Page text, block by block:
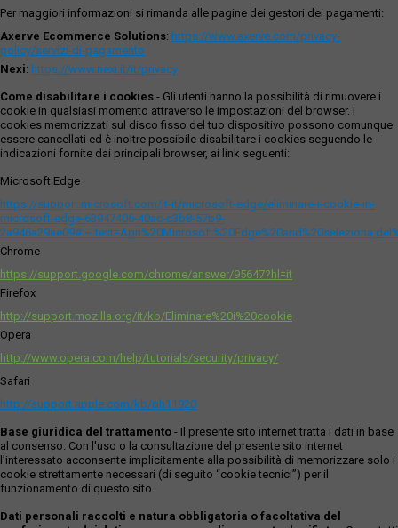
Per maggiori informazioni si rimanda alle pagine dei gestori dei pagamenti:
Axerve Ecommerce Solutions: https://www.axerve.com/privacy-
policy/servizi-di-pagamento
Nexi: https://www.nexi.it/it/privacy
Come disabilitare i cookies - Gli utenti hanno la possibilità di rimuovere i
cookie in qualsiasi momento attraverso le impostazioni del browser. I
cookies memorizzati sul disco fisso del tuo dispositivo possono comunque
essere cancellati ed è inoltre possibile disabilitare i cookies seguendo le
indicazioni fornite dai principali browser, ai link seguenti:
Microsoft Edge
https://support.microsoft.com/it-it/microsoft-edge/eliminare-i-cookie-in-
microsoft-edge-63947406-40ac-c3b8-57b9-
Chrome
https://support.google.com/chrome/answer/95647?hl=it
Firefox
http://support.mozilla.org/it/kb/Eliminare%20i%20cookie
Opera
http://www.opera.com/help/tutorials/security/privacy/
Safari
http://support.apple.com/kb/ph11920
Base giuridica del trattamento - Il presente sito internet tratta i dati in base
al consenso. Con l'uso o la consultazione del presente sito internet
l’interessato acconsente implicitamente alla possibilità di memorizzare solo i
cookie strettamente necessari (di seguito “cookie tecnici”) per il
funzionamento di questo sito.
Dati personali raccolti e natura obbligatoria o facoltativa del